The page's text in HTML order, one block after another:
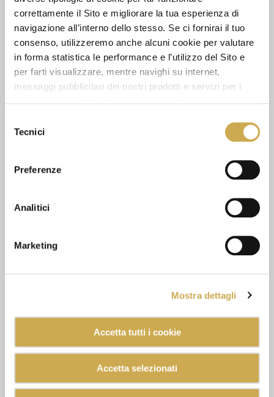
correttamente il Sito e migliorare la tua esperienza di
navigazione all’interno dello stesso. Se ci fornirai il tuo
consenso, utilizzeremo anche alcuni cookie per valutare
in forma statistica le performance e l’utilizzo del Sito e
per farti visualizzare, mentre navighi su internet,
messaggi pubblicitari dei nostri prodotti e servizi per i
delTecnici
Preferenze
Analitici
Marketing
Mostra dettagli
Accetta tutti i cookie
Accetta selezionati
CONFEZIONI PER CARTONE:
1
CHIEDI INFORMAZIONI